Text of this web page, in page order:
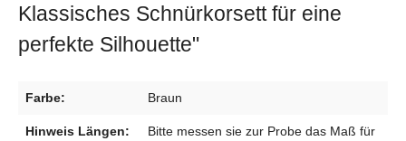
Klassisches Schnürkorsett für eine
perfekte Silhouette"
Farbe: Braun
Hinweis Längen:
Bitte messen sie zur Probe das Maß für